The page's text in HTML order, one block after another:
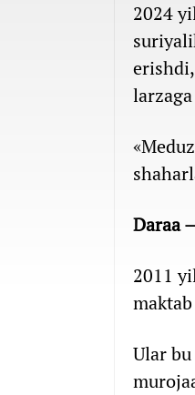
2024
Daraa
2011
Ular